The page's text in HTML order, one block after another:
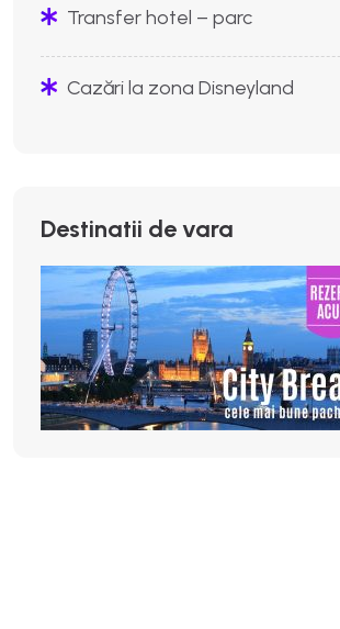
Transfer hotel – parc
Cazări la zona Disneyland
Destinatii de vara